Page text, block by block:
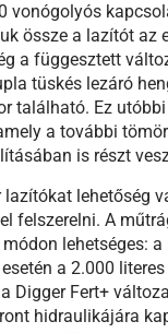
vonógolyós
össze a lazítót az
a függesztett
tüskés lezáró
található. Ez
a további
is részt
lazítókat lehetőség
felszerelni. A
lehetséges:
a 2.000
Digger Fert+
hidraulikájára